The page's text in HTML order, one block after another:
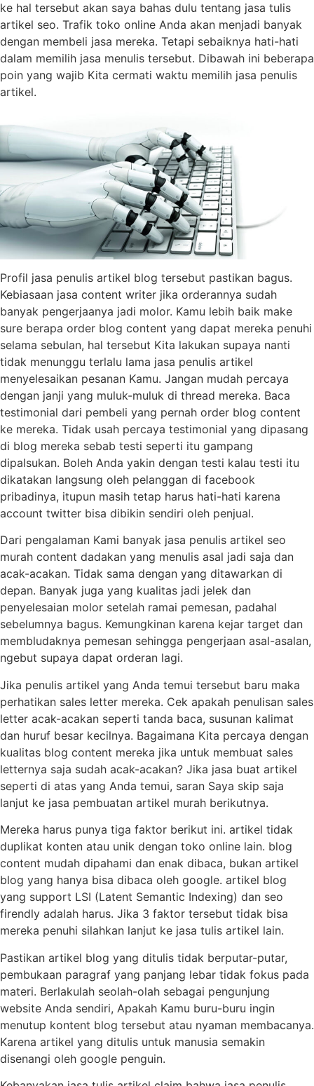
ke hal tersebut akan saya bahas dulu tentang jasa tulis
artikel seo. Trafik toko online Anda akan menjadi banyak
dengan membeli jasa mereka. Tetapi sebaiknya hati-hati
dalam memilih jasa menulis tersebut. Dibawah ini beberapa
poin yang wajib Kita cermati waktu memilih jasa penulis
artikel.
Profil jasa penulis artikel blog tersebut pastikan bagus.
Kebiasaan jasa content writer jika orderannya sudah
banyak pengerjaanya jadi molor. Kamu lebih baik make
sure berapa order blog content yang dapat mereka penuhi
selama sebulan, hal tersebut Kita lakukan supaya nanti
tidak menunggu terlalu lama jasa penulis artikel
menyelesaikan pesanan Kamu. Jangan mudah percaya
dengan janji yang muluk-muluk di thread mereka. Baca
testimonial dari pembeli yang pernah order blog content
ke mereka. Tidak usah percaya testimonial yang dipasang
di blog mereka sebab testi seperti itu gampang
dipalsukan. Boleh Anda yakin dengan testi kalau testi itu
dikatakan langsung oleh pelanggan di facebook
pribadinya, itupun masih tetap harus hati-hati karena
account twitter bisa dibikin sendiri oleh penjual.
Dari pengalaman Kami banyak jasa penulis artikel seo
murah content dadakan yang menulis asal jadi saja dan
acak-acakan. Tidak sama dengan yang ditawarkan di
depan. Banyak juga yang kualitas jadi jelek dan
penyelesaian molor setelah ramai pemesan, padahal
sebelumnya bagus. Kemungkinan karena kejar target dan
membludaknya pemesan sehingga pengerjaan asal-asalan,
ngebut supaya dapat orderan lagi.
Jika penulis artikel yang Anda temui tersebut baru maka
perhatikan sales letter mereka. Cek apakah penulisan sales
letter acak-acakan seperti tanda baca, susunan kalimat
dan huruf besar kecilnya. Bagaimana Kita percaya dengan
kualitas blog content mereka jika untuk membuat sales
letternya saja sudah acak-acakan? Jika jasa buat artikel
seperti di atas yang Anda temui, saran Saya skip saja
lanjut ke jasa pembuatan artikel murah berikutnya.
Mereka harus punya tiga faktor berikut ini. artikel tidak
duplikat konten atau unik dengan toko online lain. blog
content mudah dipahami dan enak dibaca, bukan artikel
blog yang hanya bisa dibaca oleh google. artikel blog
yang support LSI (Latent Semantic Indexing) dan seo
firendly adalah harus. Jika 3 faktor tersebut tidak bisa
mereka penuhi silahkan lanjut ke jasa tulis artikel lain.
Pastikan artikel blog yang ditulis tidak berputar-putar,
pembukaan paragraf yang panjang lebar tidak fokus pada
materi. Berlakulah seolah-olah sebagai pengunjung
website Anda sendiri, Apakah Kamu buru-buru ingin
menutup kontent blog tersebut atau nyaman membacanya.
Karena artikel yang ditulis untuk manusia semakin
disenangi oleh google penguin.